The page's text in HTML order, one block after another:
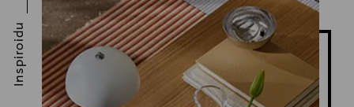
Inspiroidu